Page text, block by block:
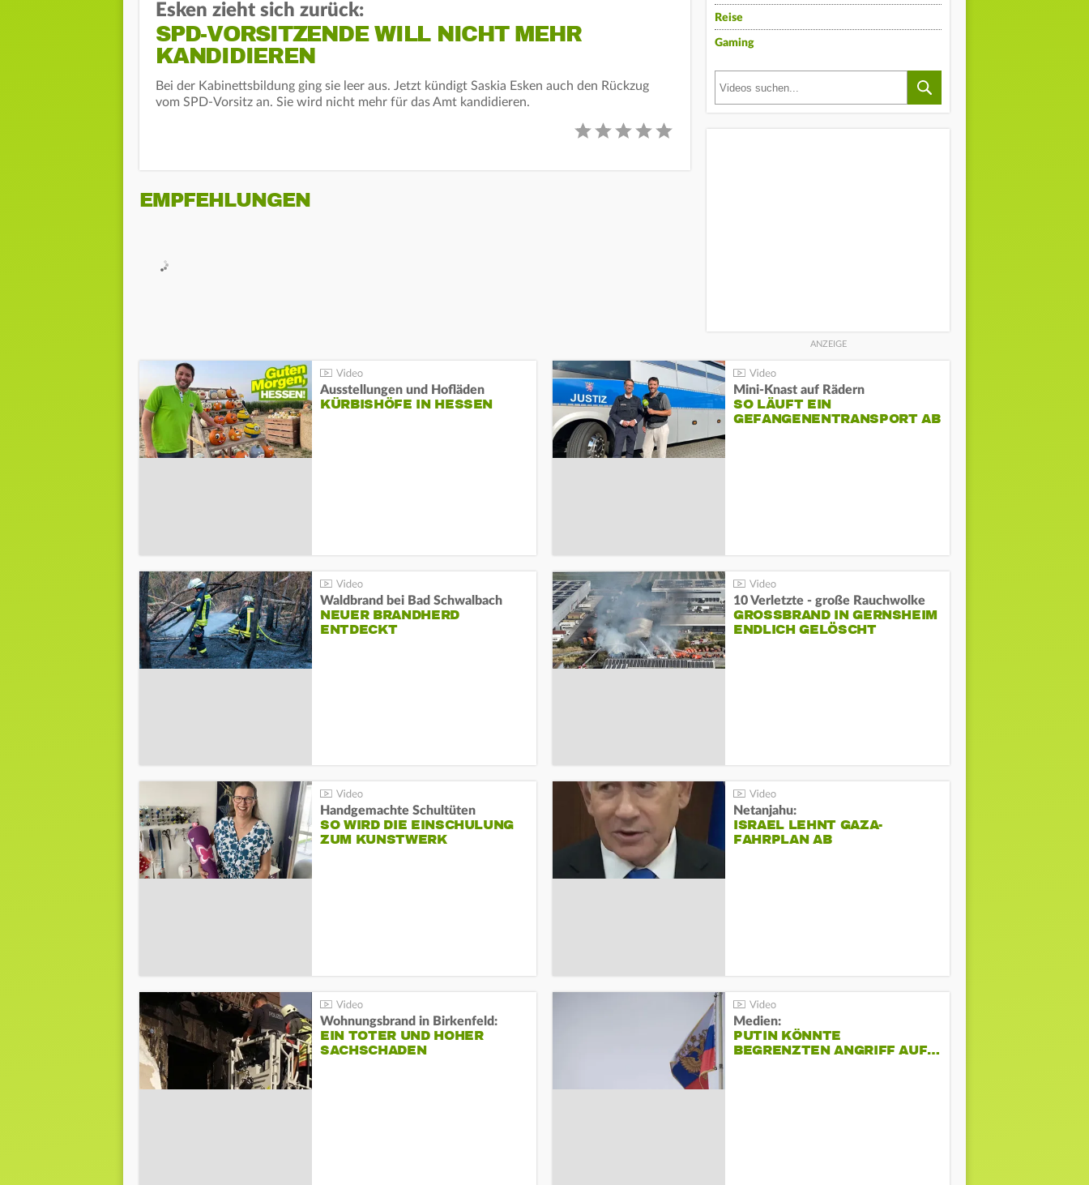
Esken zieht sich zurück:
SPD-VORSITZENDE WILL NICHT MEHR
KANDIDIEREN
Bei der Kabinettsbildung ging sie leer aus. Jetzt kündigt Saskia Esken auch den Rückzug
vom SPD-Vorsitz an. Sie wird nicht mehr für das Amt kandidieren.
EMPFEHLUNGEN
Reise
Gaming
Ausstellungen und Hofläden
KÜRBISHÖFE IN HESSEN
Mini-Knast auf Rädern
SO LÄUFT EIN
GEFANGENENTRANSPORT AB
Waldbrand bei Bad Schwalbach
NEUER BRANDHERD
ENTDECKT
10 Verletzte - große Rauchwolke
GROSSBRAND IN GERNSHEIM E
NDLICH GELÖSCHT
Handgemachte Schultüten
SO WIRD DIE EINSCHULUNG
ZUM KUNSTWERK
Netanjahu:
ISRAEL LEHNT GAZA-
FAHRPLAN AB
Wohnungsbrand in Birkenfeld:
EIN TOTER UND HOHER
SACHSCHADEN
Medien:
PUTIN KÖNNTE
BEGRENZTEN ANGRIFF AUF…